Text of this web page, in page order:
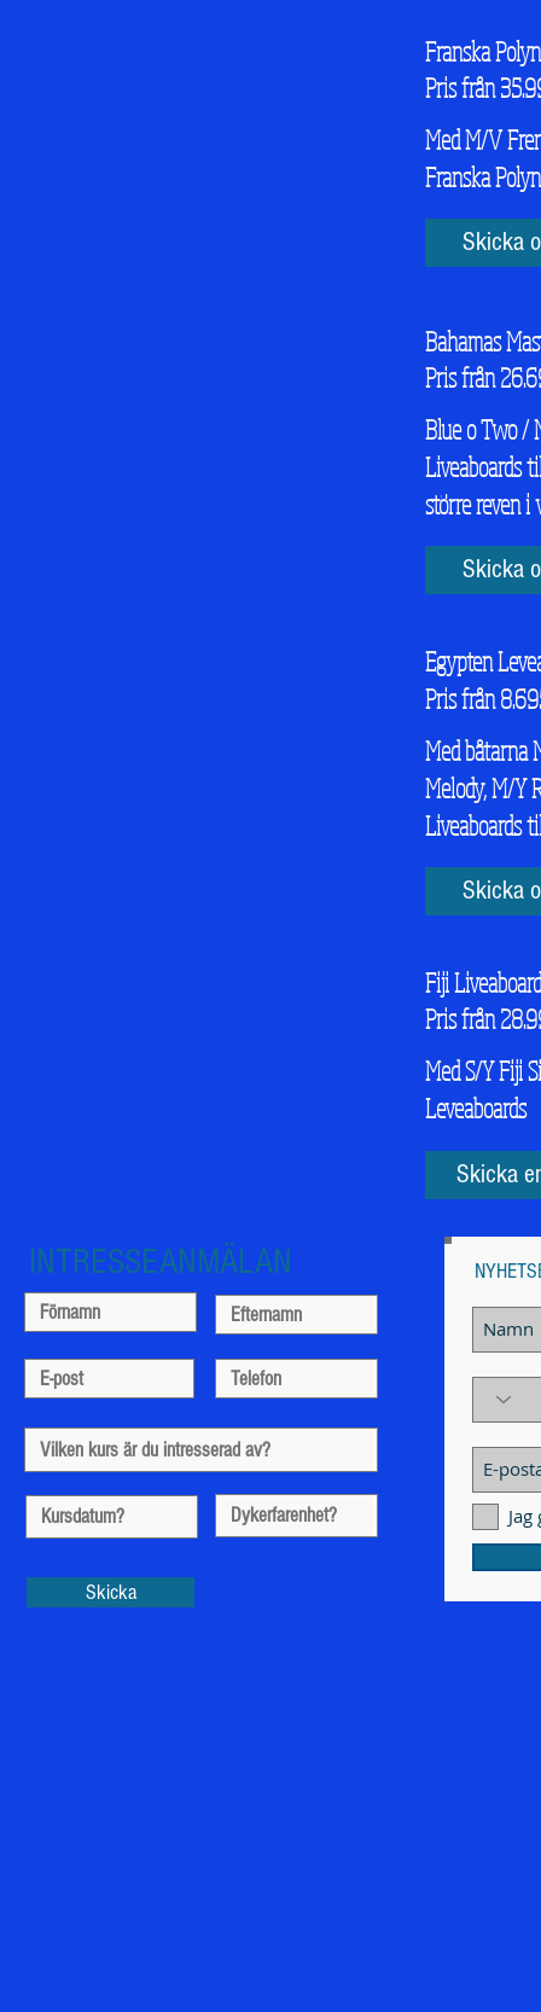
Franska
Pris från
Med M/V
Franska
Skicka
Bahamas
Pris från
Blue o Two /
Liveaboards
större reven i
Skicka
Egypten
Pris från
Med båtarna
Melody, M/Y
Liveaboards
Skicka
Fiji
Pris från
Med S/Y Fiji
Leveaboards
Skicka
INTRESSEANMÄLAN
Skicka